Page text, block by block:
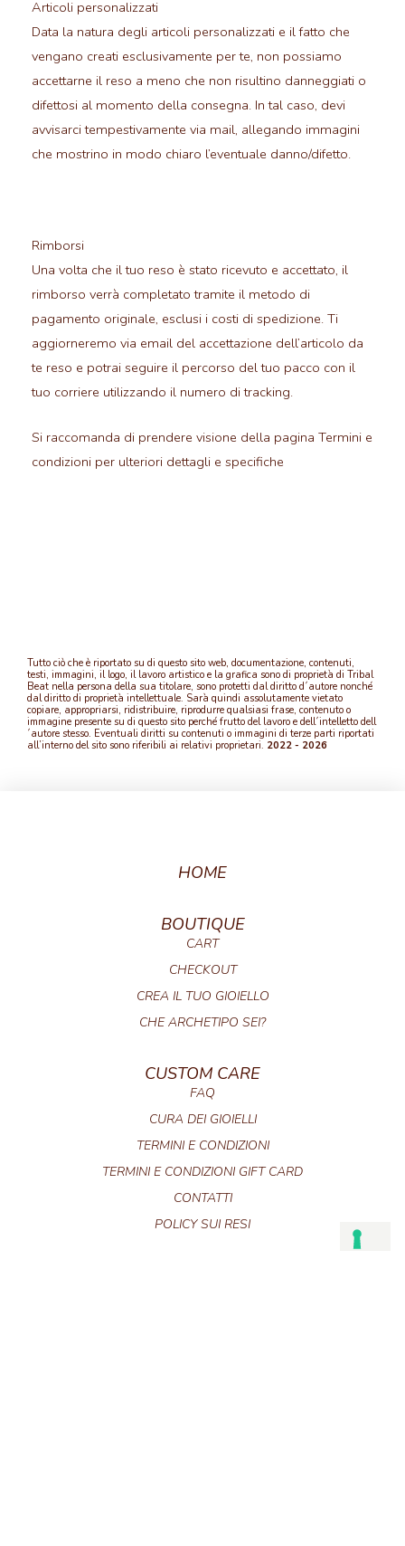
Articoli personalizzati
Data la natura degli articoli personalizzati e il fatto che
vengano creati esclusivamente per te, non possiamo
accettarne il reso a meno che non risultino danneggiati o
difettosi al momento della consegna. In tal caso, devi
avvisarci tempestivamente via mail, allegando immagini
che mostrino in modo chiaro l’eventuale danno/difetto.
Rimborsi
Una volta che il tuo reso è stato ricevuto e accettato, il
rimborso verrà completato tramite il metodo di
pagamento originale, esclusi i costi di spedizione. Ti
aggiorneremo via email del accettazione dell’articolo da
te reso e potrai seguire il percorso del tuo pacco con il
tuo corriere utilizzando il numero di tracking.
Si raccomanda di prendere visione della pagina Termini e
condizioni per ulteriori dettagli e specifiche
Tutto ciò che è riportato su di questo sito web, documentazione, contenuti,
testi, immagini, il logo, il lavoro artistico e la grafica sono di proprietà di Tribal
Beat nella persona della sua titolare, sono protetti dal diritto d´autore nonché
dal diritto di proprietà intellettuale. Sarà quindi assolutamente vietato
copiare, appropriarsi, ridistribuire, riprodurre qualsiasi frase, contenuto o
immagine presente su di questo sito perché frutto del lavoro e dell´intelletto dell
´autore stesso. Eventuali diritti su contenuti o immagini di terze parti riportati
all’interno del sito sono riferibili ai relativi proprietari. 2022 - 2026
HOME
BOUTIQUE
CART
CHECKOUT
CREA IL TUO GIOIELLO
CHE ARCHETIPO SEI?
CUSTOM CARE
FAQ
CURA DEI GIOIELLI
TERMINI E CONDIZIONI
TERMINI E CONDIZIONI GIFT CARD
CONTATTI
POLICY SUI RESI